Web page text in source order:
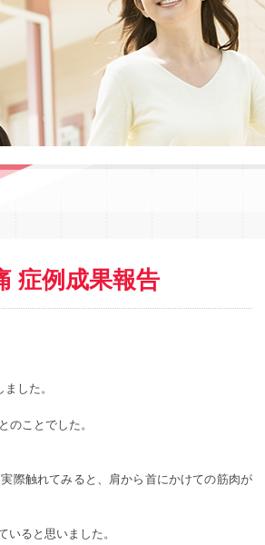
症例成果報告
した。
のことでした。
際触れてみると、肩から首にかけての筋肉が
いると思いました。